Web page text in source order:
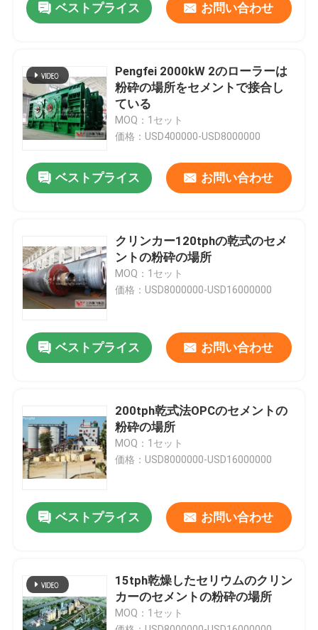
プロダクト
私達について
工場旅行
私達に連絡しなさい
セメントの生産ライン
活動的な石灰生産ライン
セメントの生産設備
ベストプライス お問い合わせ
Pengfei 2000kW 2のローラーは
粉砕の場所をセメントで接合し
ている
MOQ：1セット
価格：USD400000-USD8000000
ベストプライス お問い合わせ
クリンカー120tphの乾式のセメ
ントの粉砕の場所
MOQ：1セット
価格：USD8000000-USD16000000
ベストプライス お問い合わせ
200tph乾式法OPCのセメントの
粉砕の場所
MOQ：1セット
価格：USD8000000-USD16000000
ベストプライス お問い合わせ
15tph乾燥したセリウムのクリン
カーのセメントの粉砕の場所
MOQ：1セット